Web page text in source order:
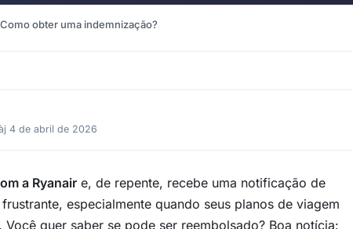
obter uma indemnização?
4 de abril de 2026
a Ryanair e, de repente, recebe uma notificação de
especialmente quando seus planos de viagem
quer saber se pode ser reembolsado? Boa notícia: